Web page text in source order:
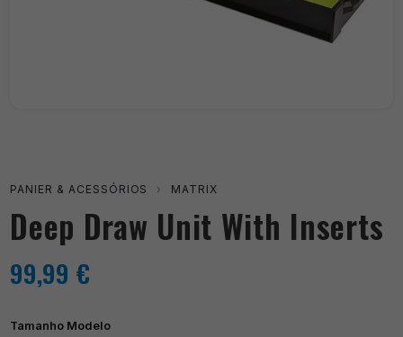
PANIER & ACESSÓRIOS › MATRIX
Deep Draw Unit With Inserts
99,99 €
Tamanho Modelo